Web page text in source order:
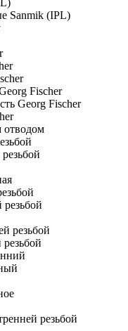
Sanmik (IPL)
Fischer
Georg Fischer
отводом
резьбой
резьбой